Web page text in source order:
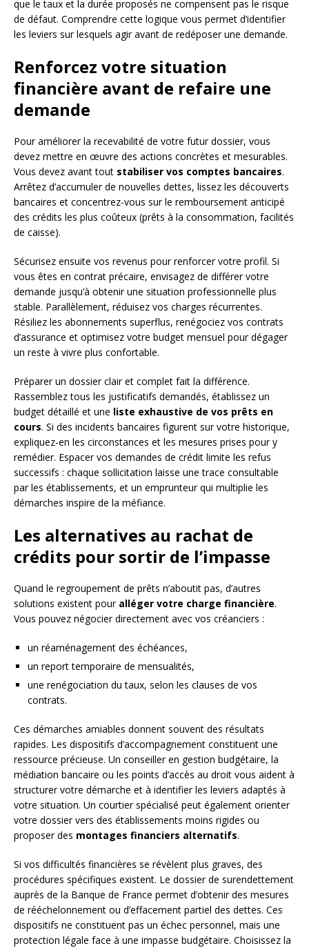
que le taux et la durée proposés ne compensent pas le risque
de défaut. Comprendre cette logique vous permet d’identifier
les leviers sur lesquels agir avant de redéposer une demande.
Renforcez votre situation
financière avant de refaire une
demande
Pour améliorer la recevabilité de votre futur dossier, vous
devez mettre en œuvre des actions concrètes et mesurables.
Vous devez avant tout stabiliser vos comptes bancaires.
Arrêtez d’accumuler de nouvelles dettes, lissez les découverts
bancaires et concentrez-vous sur le remboursement anticipé
des crédits les plus coûteux (prêts à la consommation, facilités
de caisse).
Sécurisez ensuite vos revenus pour renforcer votre profil. Si
vous êtes en contrat précaire, envisagez de différer votre
demande jusqu’à obtenir une situation professionnelle plus
stable. Parallèlement, réduisez vos charges récurrentes.
Résiliez les abonnements superflus, renégociez vos contrats
d’assurance et optimisez votre budget mensuel pour dégager
un reste à vivre plus confortable.
Préparer un dossier clair et complet fait la différence.
Rassemblez tous les justificatifs demandés, établissez un
budget détaillé et une liste exhaustive de vos prêts en
cours. Si des incidents bancaires figurent sur votre historique,
expliquez-en les circonstances et les mesures prises pour y
remédier. Espacer vos demandes de crédit limite les refus
successifs : chaque sollicitation laisse une trace consultable
par les établissements, et un emprunteur qui multiplie les
démarches inspire de la méfiance.
Les alternatives au rachat de
crédits pour sortir de l’impasse
Quand le regroupement de prêts n’aboutit pas, d’autres
solutions existent pour alléger votre charge financière.
Vous pouvez négocier directement avec vos créanciers :
un réaménagement des échéances,
un report temporaire de mensualités,
une renégociation du taux, selon les clauses de vos
contrats.
Ces démarches amiables donnent souvent des résultats
rapides. Les dispositifs d’accompagnement constituent une
ressource précieuse. Un conseiller en gestion budgétaire, la
médiation bancaire ou les points d’accès au droit vous aident à
structurer votre démarche et à identifier les leviers adaptés à
votre situation. Un courtier spécialisé peut également orienter
votre dossier vers des établissements moins rigides ou
proposer des montages financiers alternatifs.
Si vos difficultés financières se révèlent plus graves, des
procédures spécifiques existent. Le dossier de surendettement
auprès de la Banque de France permet d’obtenir des mesures
de rééchelonnement ou d’effacement partiel des dettes. Ces
dispositifs ne constituent pas un échec personnel, mais une
protection légale face à une impasse budgétaire. Choisissez la